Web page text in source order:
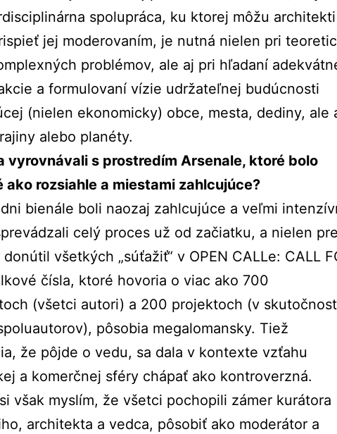
spolupráca, ku ktorej môžu architekti
jej moderovaním, je nutná nielen pri
problémov, ale aj pri hľadaní
a formulovaní vízie udržateľnej budúcnosti
(nielen ekonomicky) obce, mesta, dediny, ale
alebo planéty.
vyrovnávali s prostredím Arsenale, ktoré bolo
ako rozsiahle a miestami zahlcujúce?
bienále boli naozaj zahlcujúce a veľmi
celý proces už od začiatku, a nielen
všetkých „súťažiť“ v OPEN CALLe: CALL
čísla, ktoré hovoria o viac ako 700
(všetci autori) a 200 projektoch (v
pôsobia megalomansky. Tiež
že pôjde o vedu, sa dala v kontexte vzťahu
a komerčnej sféry chápať ako kontroverzná.
však myslím, že všetci pochopili zámer kurátora
architekta a vedca, pôsobiť ako moderátor a